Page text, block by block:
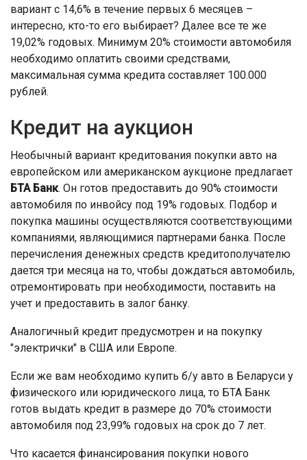
вариант с 14,6% в течение первых 6 месяцев –
интересно, кто-то его выбирает? Далее все те же
19,02% годовых. Минимум 20% стоимости автомобиля
необходимо оплатить своими средствами,
максимальная сумма кредита составляет 100.000
рублей.
Кредит на аукцион
Необычный вариант кредитования покупки авто на
европейском или американском аукционе предлагает
БТА Банк. Он готов предоставить до 90% стоимости
автомобиля по инвойсу под 19% годовых. Подбор и
покупка машины осуществляются соответствующими
компаниями, являющимися партнерами банка. После
перечисления денежных средств кредитополучателю
дается три месяца на то, чтобы дождаться автомобиль,
отремонтировать при необходимости, поставить на
учет и предоставить в залог банку.
Аналогичный кредит предусмотрен и на покупку
"электрички" в США или Европе.
Если же вам необходимо купить б/у авто в Беларуси у
физического или юридического лица, то БТА Банк
готов выдать кредит в размере до 70% стоимости
автомобиля под 23,99% годовых на срок до 7 лет.
Что касается финансирования покупки нового